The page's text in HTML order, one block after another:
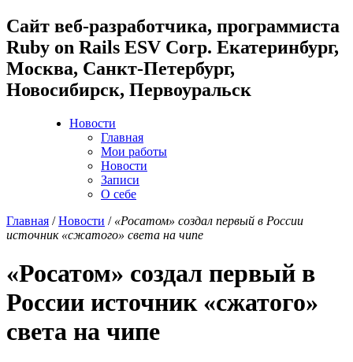
Cайт веб-разработчика, программиста
Ruby on Rails ESV Corp. Екатеринбург,
Москва, Санкт-Петербург,
Новосибирск, Первоуральск
Новости
Главная
Мои работы
Новости
Записи
О себе
Главная /Новости / «Росатом» создал первый в России
источник «сжатого» света на чипе
«Росатом» создал первый в
России источник «сжатого»
света на чипе